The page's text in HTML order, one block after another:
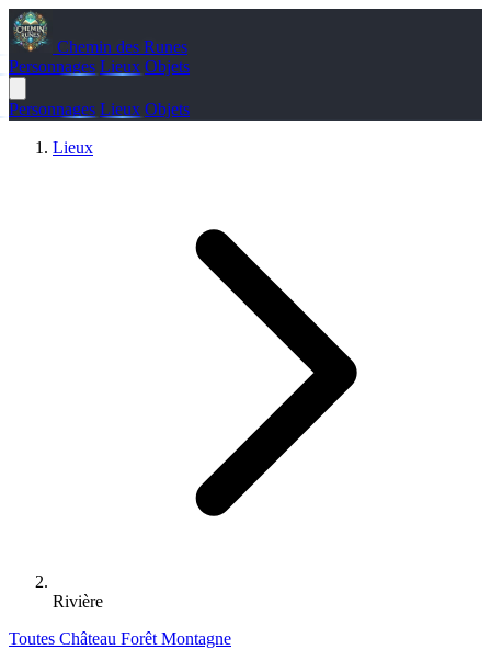
Chemin des Runes
Personnages Lieux Objets
Personnages Lieux Objets
Lieux
Rivière
Toutes Château Forêt Montagne